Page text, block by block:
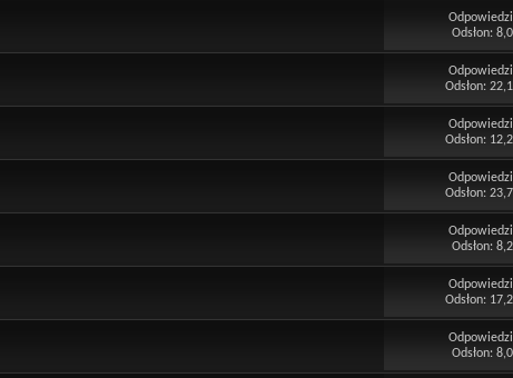
Odsłon:
Odsłon:
Odsłon:
Odsłon:
Odsłon:
Odsłon:
Odsłon: